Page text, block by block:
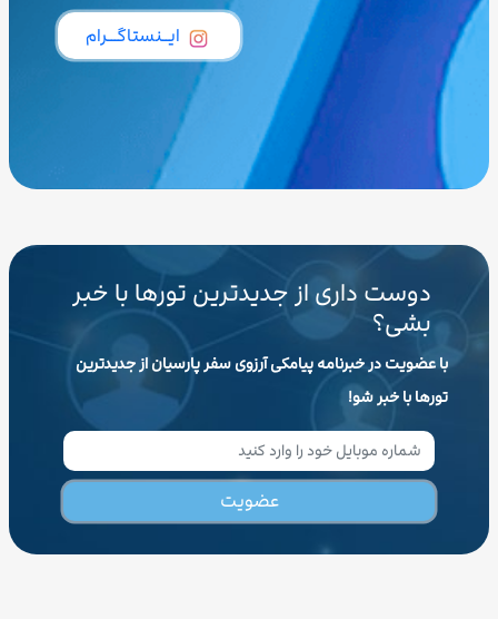
ایــنستاگـــرام
دوست داری از جدیدترین تورها با خبر
بشی؟
با عضویت در خبرنامه پیامکی آرزوی سفر پارسیان از جدیدترین
تورها با خبر شو!
عضویت